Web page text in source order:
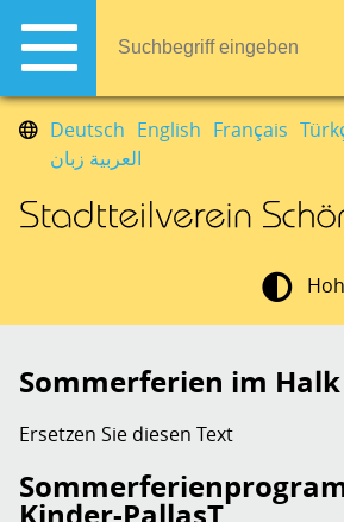
Deutsch English Français
العربية زبان
Sommerferien im Halk
Ersetzen Sie diesen Text